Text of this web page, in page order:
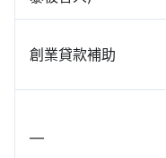
創業貸款補助
—